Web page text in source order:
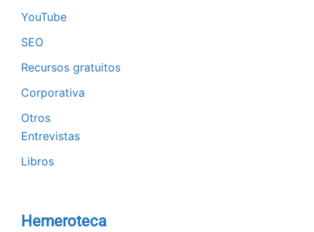
YouTube
SEO
Recursos gratuitos
Corporativa
Otros
Entrevistas
Libros
Hemeroteca